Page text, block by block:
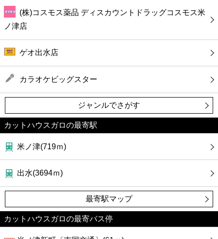
書店
ファミレス
ファーストフード
ショッピング
病院
ホテル
(株)コスモス薬品 ディスカウントドラッグコスモス米
ノ津店
ゲオ出水店
カラオケビッグスター
ジャンルでさがす
カットハウスガロの最寄駅
米ノ津(719ｍ)
出水(3694ｍ)
最寄駅マップ
カットハウスガロの最寄バス停